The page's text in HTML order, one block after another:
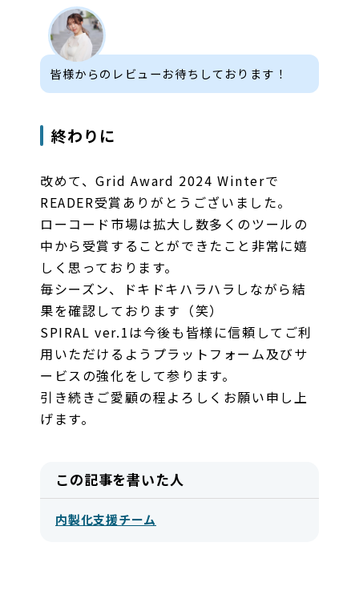
皆様からのレビューお待ちしております！
終わりに
改めて、Grid Award 2024 Winterで
READER受賞ありがとうございました。
ローコード市場は拡大し数多くのツールの
中から受賞することができたこと非常に嬉
しく思っております。
毎シーズン、ドキドキハラハラしながら結
果を確認しております（笑）
SPIRAL ver.1は今後も皆様に信頼してご利
用いただけるようプラットフォーム及びサ
ービスの強化をして参ります。
引き続きご愛顧の程よろしくお願い申し上
げます。
この記事を書いた人
内製化支援チーム